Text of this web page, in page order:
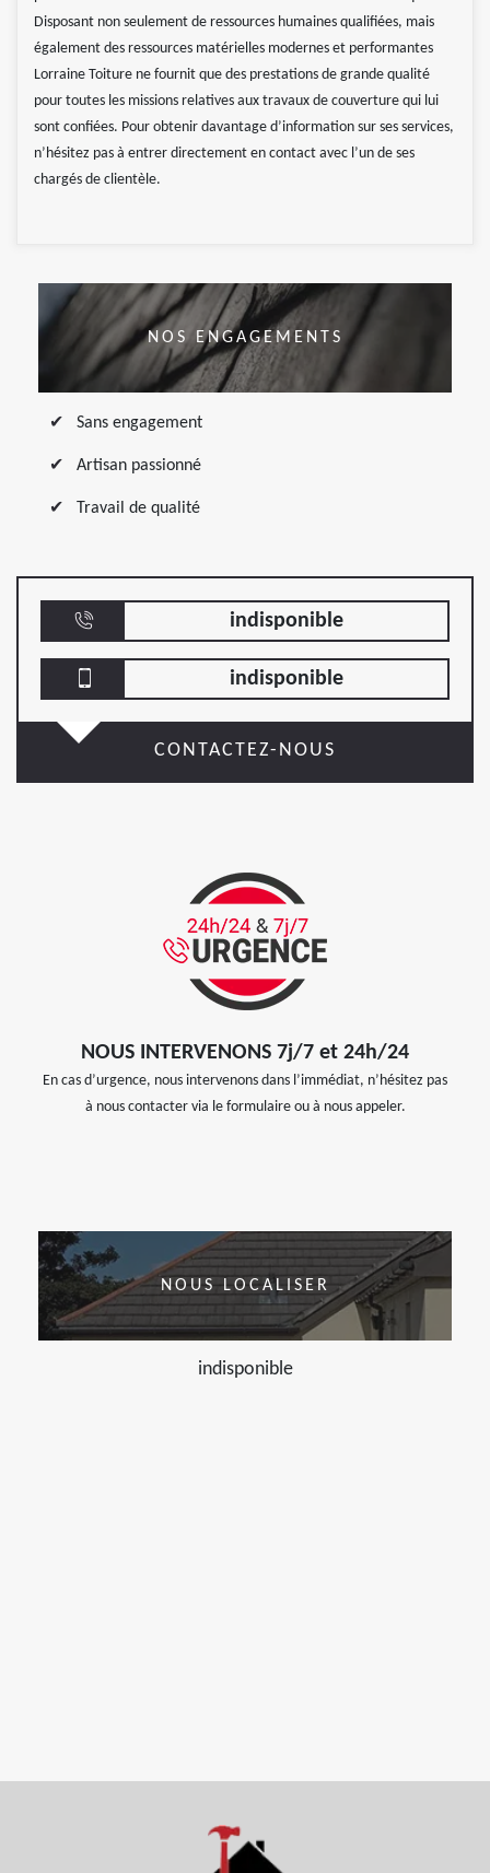
Disposant non seulement de ressources humaines qualifiées, mais
également des ressources matérielles modernes et performantes
Lorraine Toiture ne fournit que des prestations de grande qualité
pour toutes les missions relatives aux travaux de couverture qui lui
sont confiées. Pour obtenir davantage d’information sur ses services,
n’hésitez pas à entrer directement en contact avec l’un de ses
chargés de clientèle.
NOS ENGAGEMENTS
Sans engagement
Artisan passionné
Travail de qualité
indisponible
indisponible
CONTACTEZ-NOUS
NOUS INTERVENONS 7j/7 et 24h/24
En cas d’urgence, nous intervenons dans l’immédiat, n’hésitez pas
à nous contacter via le formulaire ou à nous appeler.
NOUS LOCALISER
indisponible